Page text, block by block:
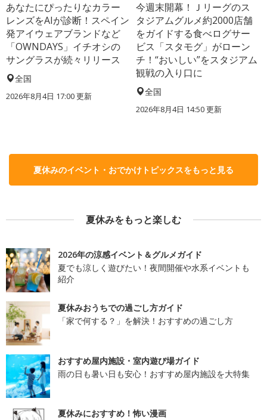
あなたにぴったりなカラー
レンズをAIが診断！スペイン
発アイウェアブランドなど
「OWNDAYS」イチオシの
サングラスが続々リリース
全国
2026年8月4日 17:00更新
今週末開幕！Ｊリーグのス
タジアムグルメ約2000店舗
をガイドする食べログサー
ビス「スタモグ」がローン
チ！“おいしい”をスタジアム
観戦の入り口に
全国
2026年8月4日 14:50更新
夏休みのイベント・おでかけトピックスをもっと見る
夏休みをもっと楽しむ
2026年の涼感イベント＆グルメガイド
夏でも涼しく遊びたい！夜間開催や水系イベントも
紹介
夏休みおうちでの過ごし方ガイド
「家で何する？」を解決！おすすめの過ごし方
おすすめ屋内施設・室内遊び場ガイド
雨の日も暑い日も安心！おすすめ屋内施設を大特集
夏休みにおすすめ！怖い漫画